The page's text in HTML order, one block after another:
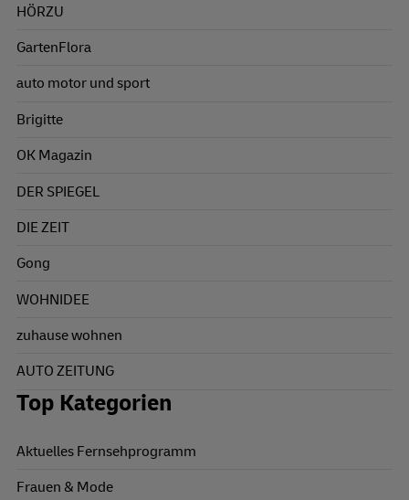
HÖRZU
GartenFlora
auto motor und sport
Brigitte
OK Magazin
DER SPIEGEL
DIE ZEIT
Gong
WOHNIDEE
zuhause wohnen
AUTO ZEITUNG
Top Kategorien
Aktuelles Fernsehprogramm
Frauen & Mode